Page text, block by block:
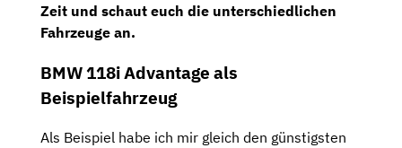
Zeit und schaut euch die unterschiedlichen
Fahrzeuge an.
BMW 118i Advantage als
Beispielfahrzeug
Als Beispiel habe ich mir gleich den günstigsten